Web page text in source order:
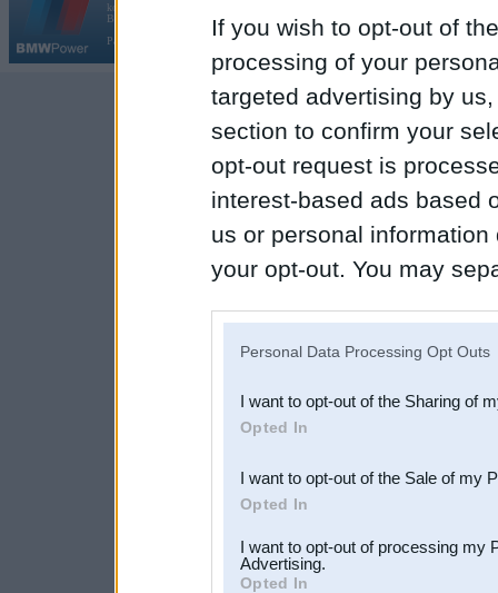
If you wish to opt-out of
processing of your
targeted advertising by
section to confirm your
opt-out request is
interest-based ads based
us or personal
your opt-out. You may
Downstream Participants
third parties.
Personal Data Processing Opt Outs
I want to opt-out of the Sharing of
Opted In
I want to opt-out of the Sale of my
Opted In
I want to opt-out of processing my
Advertising.
Opted In
kopš 2002. gada 14. maija. Tas nav auto klubs un nav saistīts ar
BMW AG.
Par BMWPower
|Reklāma
Galvena |